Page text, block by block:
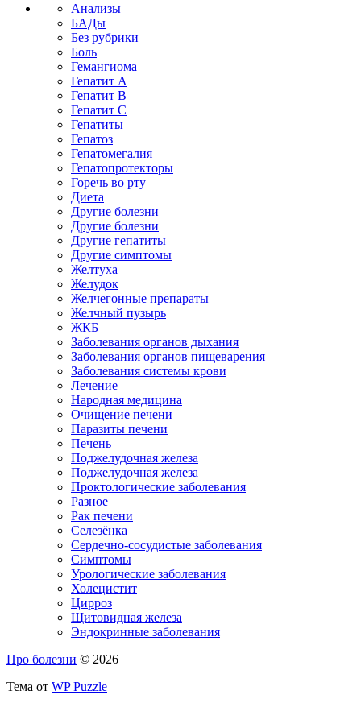
Анализы
БАДы
Без рубрики
Боль
Гемангиома
Гепатит A
Гепатит B
Гепатит C
Гепатиты
Гепатоз
Гепатомегалия
Гепатопротекторы
Горечь во рту
Диета
Другие болезни
Другие болезни
Другие гепатиты
Другие симптомы
Желтуха
Желудок
Желчегонные препараты
Желчный пузырь
ЖКБ
Заболевания органов дыхания
Заболевания органов пищеварения
Заболевания системы крови
Лечение
Народная медицина
Очищение печени
Паразиты печени
Печень
Поджелудочная железа
Поджелудочная железа
Проктологические заболевания
Разное
Рак печени
Селезёнка
Сердечно-сосудистые заболевания
Симптомы
Урологические заболевания
Холецистит
Цирроз
Щитовидная железа
Эндокринные заболевания
Про болезни © 2026
Тема от WP Puzzle